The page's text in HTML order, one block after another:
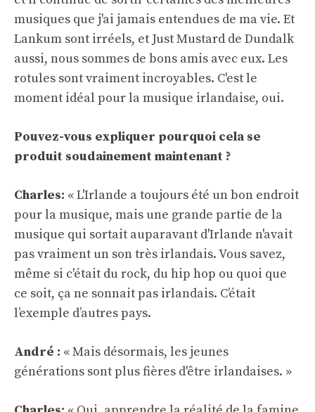
musiques que j'ai jamais entendues de ma vie. Et
Lankum sont irréels, et Just Mustard de Dundalk
aussi, nous sommes de bons amis avec eux. Les
rotules sont vraiment incroyables. C'est le
moment idéal pour la musique irlandaise, oui.
Pouvez-vous expliquer pourquoi cela se
produit soudainement maintenant ?
Charles: « L'Irlande a toujours été un bon endroit
pour la musique, mais une grande partie de la
musique qui sortait auparavant d'Irlande n'avait
pas vraiment un son très irlandais. Vous savez,
même si c'était du rock, du hip hop ou quoi que
ce soit, ça ne sonnait pas irlandais. C’était
l’exemple d’autres pays.
André : « Mais désormais, les jeunes
générations sont plus fières d'être irlandaises. »